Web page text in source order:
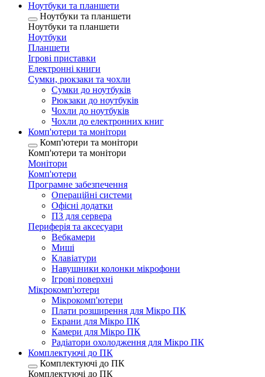
Ноутбуки та планшети
Ноутбуки та планшети
Ноутбуки та планшети
Ноутбуки
Планшети
Ігрові приставки
Електронні книги
Сумки, рюкзаки та чохли
Сумки до ноутбуків
Рюкзаки до ноутбуків
Чохли до ноутбуків
Чохли до електронних книг
Комп'ютери та монітори
Комп'ютери та монітори
Комп'ютери та монітори
Монітори
Комп'ютери
Програмне забезпечення
Операційні системи
Офісні додатки
ПЗ для сервера
Периферія та аксесуари
Вебкамери
Миші
Клавіатури
Навушники колонки мікрофони
Ігрові поверхні
Мікрокомп'ютери
Мікрокомп'ютери
Плати розширення для Мікро ПК
Екрани для Мікро ПК
Камери для Мікро ПК
Радіатори охолодження для Мікро ПК
Комплектуючі до ПК
Комплектуючі до ПК
Комплектуючі до ПК